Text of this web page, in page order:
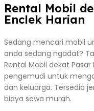
Rental Mobil
Enclek Harian
Sedang mencari mobil
anda sedang ngadat?
Rental Mobil dekat
pengemudi untuk
dan keluarga. Tersedia
biaya sewa murah.